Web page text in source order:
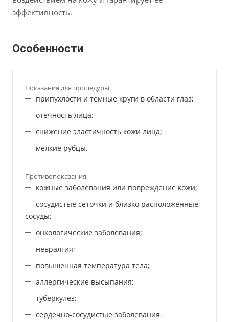
эффективность.
Особенности
Показания для процедуры
припухлости и темные круги в области глаз;
отечность лица;
снижение эластичность кожи лица;
мелкие рубцы.
Противопоказания
кожные заболевания или повреждение кожи;
сосудистые сеточки и близко расположенные
сосуды;
онкологические заболевания;
невралгия;
повышенная температура тела;
аллергические высыпания;
туберкулез;
сердечно-сосудистые заболевания.